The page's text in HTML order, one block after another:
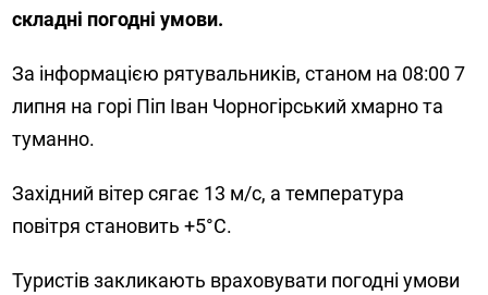
складні погодні умови.
За інформацією рятувальників, станом на 08:00 7
липня на горі Піп Іван Чорногірський хмарно та
туманно.
Західний вітер сягає 13 м/с, а температура
повітря становить +5°C.
Туристів закликають враховувати погодні умови